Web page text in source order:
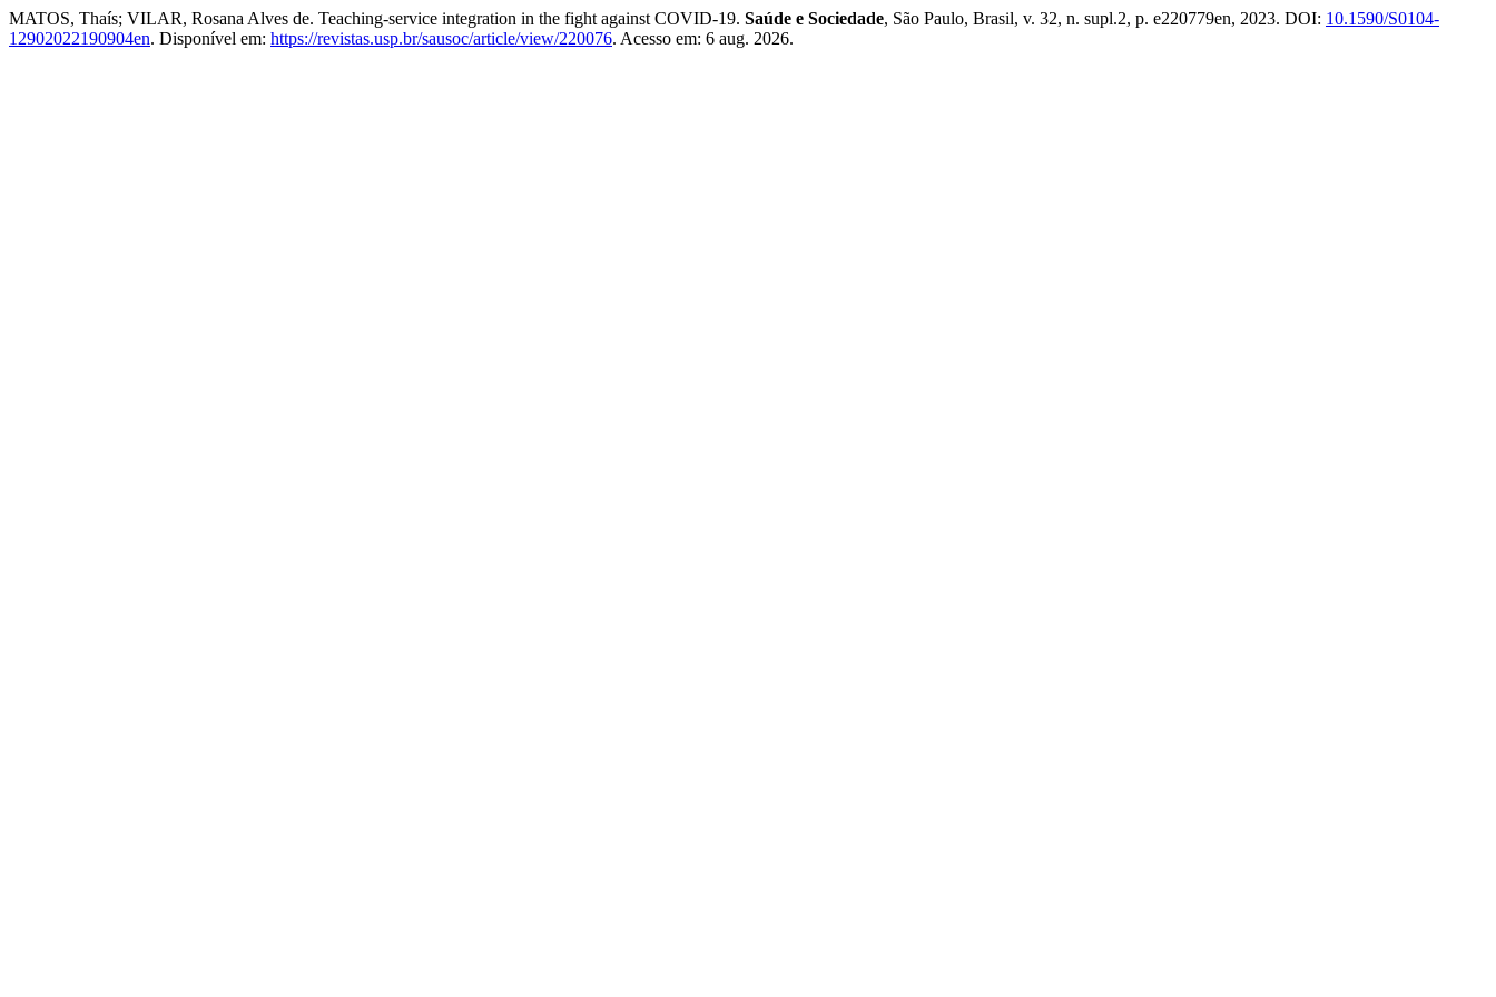
MATOS, Thaís; VILAR, Rosana Alves de. Teaching-service integration in the fight against COVID-19. Saúde e Sociedade, São Paulo, Brasil, v. 32, n. supl.2, p. e220779en, 2023. DOI: 10.1590/S0104-
12902022190904en. Disponível em: https://revistas.usp.br/sausoc/article/view/220076. Acesso em: 6 aug. 2026.